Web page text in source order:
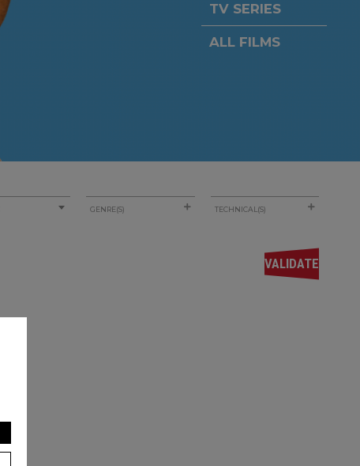
TV SERIES
ALL FILMS